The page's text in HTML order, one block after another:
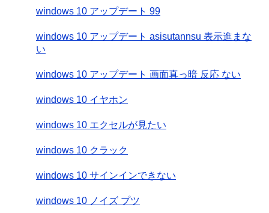
windows 10 アップデート 99
windows 10 アップデート asisutannsu 表示進まな
い
windows 10 アップデート 画面真っ暗 反応 ない
windows 10 イヤホン
windows 10 エクセルが見たい
windows 10 クラック
windows 10 サインインできない
windows 10 ノイズ プツ